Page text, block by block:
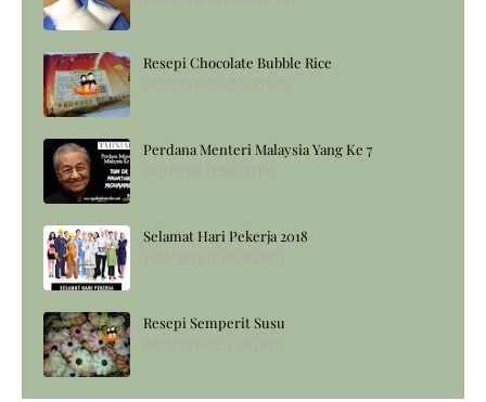
Resepi Chocolate Bubble Rice
Perdana Menteri Malaysia Yang Ke 7
Selamat Hari Pekerja 2018
Resepi Semperit Susu